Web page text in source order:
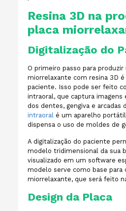
Resina 3D na
placa
Digitalização do
O primeiro passo para produzir
miorrelaxante com resina 3D é
paciente. Isso pode ser feito
intraoral, que captura imagens
dos dentes, gengiva e arcadas
intraoralé um aparelho portátil
dispensa o uso de moldes de
A digitalização do paciente
modelo tridimensional da sua
visualizado em um software
modelo serve como base para
miorrelaxante, que será feito
Design da Placa